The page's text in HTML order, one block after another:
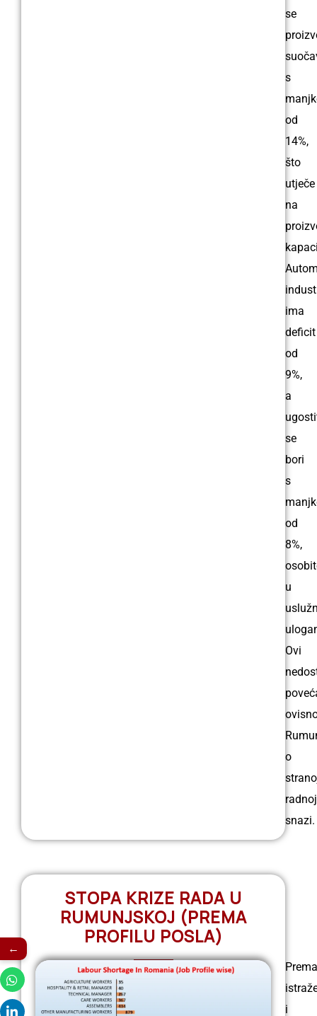
se
s
od
14%,
što
utječe
na
ima
deficit
od
9%,
a
se
bori
s
od
8%,
u
Ovi
o
radnoj
snazi.
STOPA KRIZE RADA U
RUMUNJSKOJ (PREMA
PROFILU POSLA)
Prema
i
←